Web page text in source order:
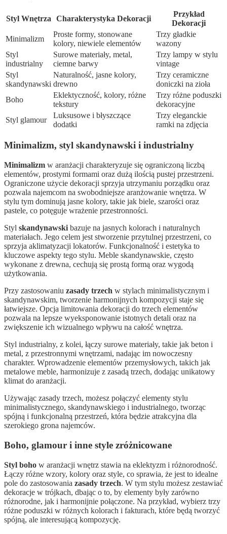
Styl Wnętrza Charakterystyka Dekoracji
Przykład
Dekoracji
Minimalizm
Proste formy, stonowane
kolory, niewiele elementów
Trzy gładkie
wazony
Styl
industrialny
Surowe materiały, metal,
ciemne barwy
Trzy lampy w stylu
vintage
Styl
skandynawski
Naturalność, jasne kolory,
drewno
Trzy ceramiczne
doniczki na zioła
Boho
Eklektyczność, kolory, różne
tekstury
Trzy różne poduszki
dekoracyjne
Styl glamour
Luksusowe i błyszczące
dodatki
Trzy eleganckie
ramki na zdjęcia
Minimalizm, styl skandynawski i industrialny
Minimalizm w aranżacji charakteryzuje się ograniczoną liczbą
elementów, prostymi formami oraz dużą ilością pustej przestrzeni.
Ograniczone użycie dekoracji sprzyja utrzymaniu porządku oraz
pozwala najemcom na swobodniejsze aranżowanie wnętrza. W
stylu tym dominują jasne kolory, takie jak biele, szarości oraz
pastele, co potęguje wrażenie przestronności.
Styl skandynawski bazuje na jasnych kolorach i naturalnych
materiałach. Jego celem jest stworzenie przytulnej przestrzeni, co
sprzyja aklimatyzacji lokatorów. Funkcjonalność i estetyka to
kluczowe aspekty tego stylu. Meble skandynawskie, często
wykonane z drewna, cechują się prostą formą oraz wygodą
użytkowania.
Przy zastosowaniu zasady trzech w stylach minimalistycznym i
skandynawskim, tworzenie harmonijnych kompozycji staje się
łatwiejsze. Opcja limitowania dekoracji do trzech elementów
pozwala na lepsze wyeksponowanie istotnych detali oraz na
zwiększenie ich wizualnego wpływu na całość wnętrza.
Styl industrialny, z kolei, łączy surowe materiały, takie jak beton i
metal, z przestronnymi wnętrzami, nadając im nowoczesny
charakter. Wprowadzenie elementów przemysłowych, takich jak
metalowe meble, harmonizuje z zasadą trzech, dodając unikatowy
klimat do aranżacji.
Używając zasady trzech, możesz połączyć elementy stylu
minimalistycznego, skandynawskiego i industrialnego, tworząc
spójną i funkcjonalną przestrzeń, która będzie atrakcyjna dla
szerokiego grona najemców.
Boho, glamour i inne style zróżnicowane
Styl boho w aranżacji wnętrz stawia na eklektyzm i różnorodność.
Łączy różne wzory, kolory oraz style, co sprawia, że jest to idealne
pole do zastosowania zasady trzech. W tym stylu możesz zestawiać
dekoracje w trójkach, dbając o to, by elementy były zarówno
różnorodne, jak i harmonijnie połączone. Na przykład, wybierz trzy
różne poduszki w różnych kolorach i fakturach, które będą tworzyć
spójną, ale interesującą kompozycję.